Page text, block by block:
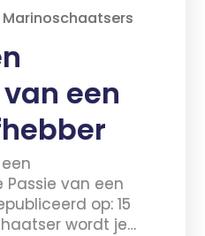
Marinoschaatsers
een
Passie van een
op: 15
wordt je…